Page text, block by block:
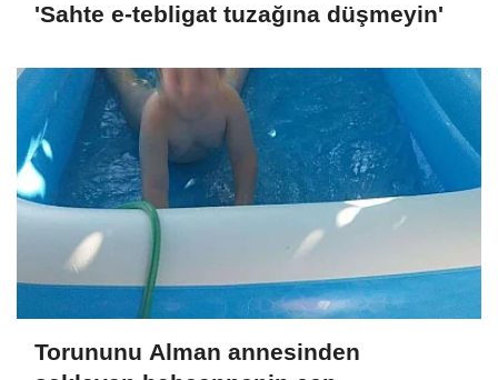
'Sahte e-tebligat tuzağına düşmeyin'
Torununu Alman annesinden